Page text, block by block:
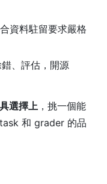
資料駐留要求嚴格
、評估，開源
選擇上 ，挑一個能
和 grader 的品